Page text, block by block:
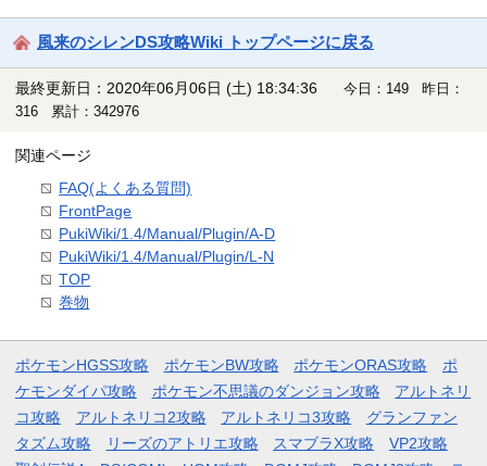
風来のシレンDS攻略Wiki トップページに戻る
最終更新日：2020年06月06日 (土) 18:34:36
今日：149 昨日：
316 累計：342976
関連ページ
FAQ(よくある質問)
FrontPage
PukiWiki/1.4/Manual/Plugin/A-D
PukiWiki/1.4/Manual/Plugin/L-N
TOP
巻物
ポケモンHGSS攻略 ポケモンBW攻略 ポケモンORAS攻略
ポ
ケモンダイパ攻略
ポケモン不思議のダンジョン攻略
アルトネリ
コ攻略
アルトネリコ2攻略 アルトネリコ3攻略
グランファン
タズム攻略
リーズのアトリエ攻略 スマブラX攻略
VP2攻略